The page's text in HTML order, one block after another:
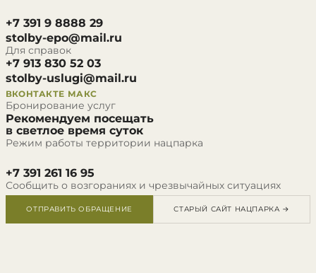
+7 391 9 8888 29
stolby-epo@mail.ru
Для справок
+7 913 830 52 03
stolby-uslugi@mail.ru
ВКОНТАКТЕ МАКС
Бронирование услуг
Рекомендуем посещать
в светлое время суток
Режим работы территории нацпарка
+7 391 261 16 95
Сообщить о возгораниях и чрезвычайных ситуациях
ОТПРАВИТЬ ОБРАЩЕНИЕ СТАРЫЙ САЙТ НАЦПАРКА →